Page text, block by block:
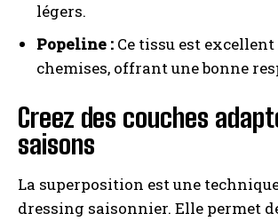
légers.
Popeline : Ce tissu est
chemises, offrant une bonne
Creez des couches
saisons
La superposition est une
dressing saisonnier. Elle permet